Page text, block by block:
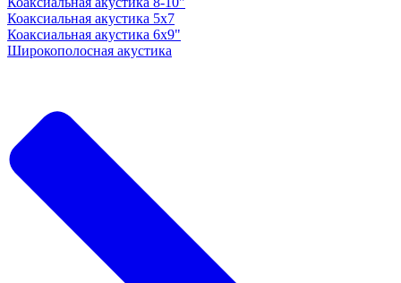
Коаксиальная акустика 5x7
Коаксиальная акустика 6х9"
Широкополосная акустика